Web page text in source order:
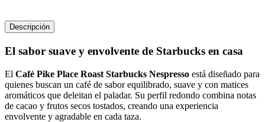
Descripción
El sabor suave y envolvente de Starbucks en casa
El Café Pike Place Roast Starbucks Nespresso está diseñado para
quienes buscan un café de sabor equilibrado, suave y con matices
aromáticos que deleitan el paladar. Su perfil redondo combina notas
de cacao y frutos secos tostados, creando una experiencia
envolvente y agradable en cada taza.